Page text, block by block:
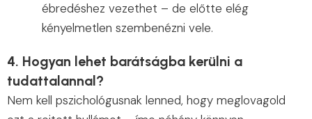
ébredéshez vezethet – de előtte elég
kényelmetlen szembenézni vele.
4. Hogyan lehet barátságba kerülni a
tudattalannal?
Nem kell pszichológusnak lenned, hogy meglovagold